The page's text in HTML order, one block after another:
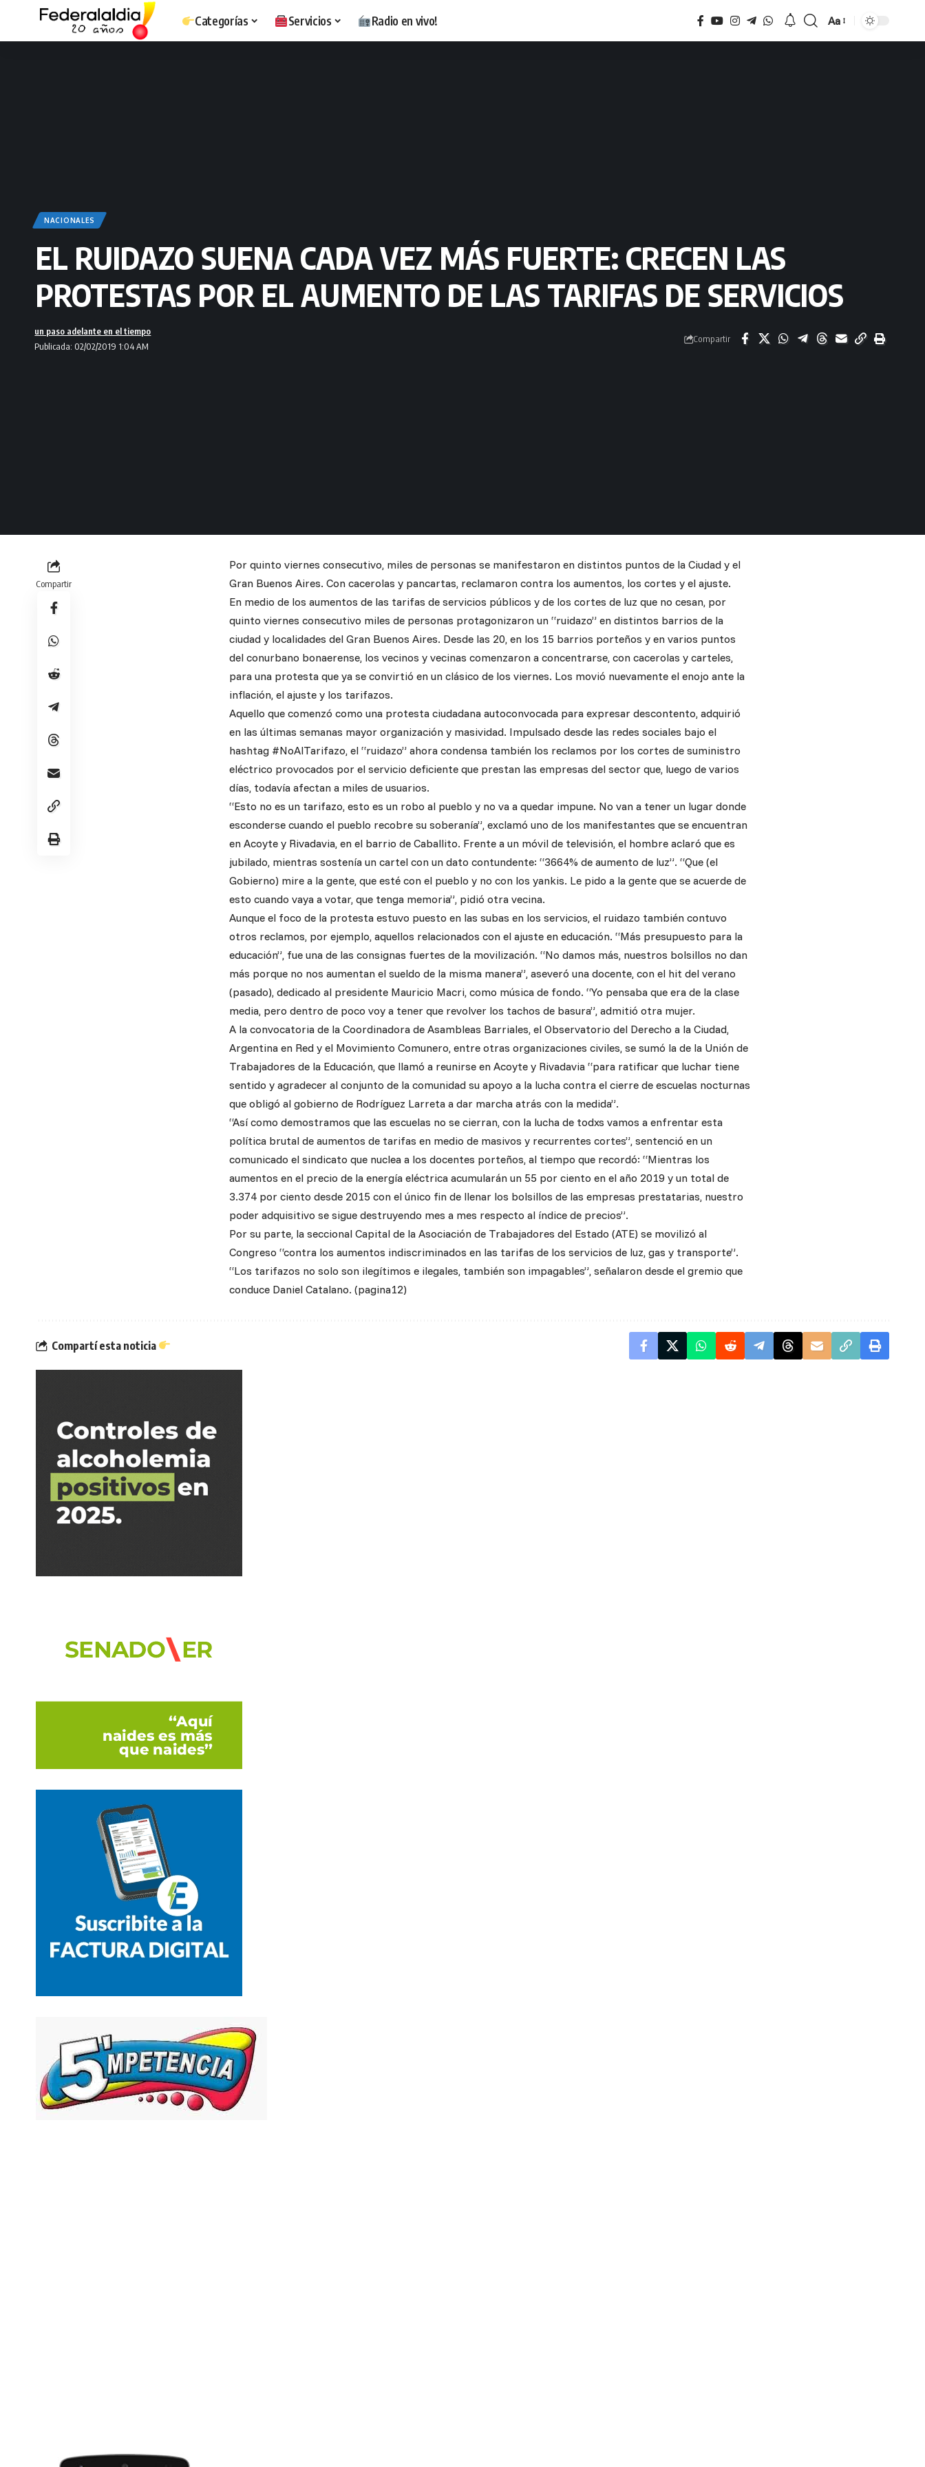
Categorías Servicios Radio en vivo!
Tamaño
Aa
NACIONALES
EL RUIDAZO SUENA CADA VEZ MÁS FUERTE: CRECEN LAS
PROTESTAS POR EL AUMENTO DE LAS TARIFAS DE SERVICIOS
Publicada: 02/02/2019 1:04 AM
un paso adelante en el tiempo
Compartir
Compartir
Por quinto viernes consecutivo, miles de personas se manifestaron en distintos puntos de la Ciudad y el
Gran Buenos Aires. Con cacerolas y pancartas, reclamaron contra los aumentos, los cortes y el ajuste.
En medio de los aumentos de las tarifas de servicios públicos y de los cortes de luz que no cesan, por
quinto viernes consecutivo miles de personas protagonizaron un “ruidazo” en distintos barrios de la
ciudad y localidades del Gran Buenos Aires. Desde las 20, en los 15 barrios porteños y en varios puntos
del conurbano bonaerense, los vecinos y vecinas comenzaron a concentrarse, con cacerolas y carteles,
para una protesta que ya se convirtió en un clásico de los viernes. Los movió nuevamente el enojo ante la
inflación, el ajuste y los tarifazos.
Aquello que comenzó como una protesta ciudadana autoconvocada para expresar descontento, adquirió
en las últimas semanas mayor organización y masividad. Impulsado desde las redes sociales bajo el
hashtag #NoAlTarifazo, el “ruidazo” ahora condensa también los reclamos por los cortes de suministro
eléctrico provocados por el servicio deficiente que prestan las empresas del sector que, luego de varios
días, todavía afectan a miles de usuarios.
“Esto no es un tarifazo, esto es un robo al pueblo y no va a quedar impune. No van a tener un lugar donde
esconderse cuando el pueblo recobre su soberanía”, exclamó uno de los manifestantes que se encuentran
en Acoyte y Rivadavia, en el barrio de Caballito. Frente a un móvil de televisión, el hombre aclaró que es
jubilado, mientras sostenía un cartel con un dato contundente: “3664% de aumento de luz”. “Que (el
Gobierno) mire a la gente, que esté con el pueblo y no con los yankis. Le pido a la gente que se acuerde de
esto cuando vaya a votar, que tenga memoria”, pidió otra vecina.
Aunque el foco de la protesta estuvo puesto en las subas en los servicios, el ruidazo también contuvo
otros reclamos, por ejemplo, aquellos relacionados con el ajuste en educación. “Más presupuesto para la
educación”, fue una de las consignas fuertes de la movilización. “No damos más, nuestros bolsillos no dan
más porque no nos aumentan el sueldo de la misma manera”, aseveró una docente, con el hit del verano
(pasado), dedicado al presidente Mauricio Macri, como música de fondo. “Yo pensaba que era de la clase
media, pero dentro de poco voy a tener que revolver los tachos de basura”, admitió otra mujer.
A la convocatoria de la Coordinadora de Asambleas Barriales, el Observatorio del Derecho a la Ciudad,
Argentina en Red y el Movimiento Comunero, entre otras organizaciones civiles, se sumó la de la Unión de
Trabajadores de la Educación, que llamó a reunirse en Acoyte y Rivadavia “para ratificar que luchar tiene
sentido y agradecer al conjunto de la comunidad su apoyo a la lucha contra el cierre de escuelas nocturnas
que obligó al gobierno de Rodríguez Larreta a dar marcha atrás con la medida”.
“Así como demostramos que las escuelas no se cierran, con la lucha de todxs vamos a enfrentar esta
política brutal de aumentos de tarifas en medio de masivos y recurrentes cortes”, sentenció en un
comunicado el sindicato que nuclea a los docentes porteños, al tiempo que recordó: “Mientras los
aumentos en el precio de la energía eléctrica acumularán un 55 por ciento en el año 2019 y un total de
3.374 por ciento desde 2015 con el único fin de llenar los bolsillos de las empresas prestatarias, nuestro
poder adquisitivo se sigue destruyendo mes a mes respecto al índice de precios”.
Por su parte, la seccional Capital de la Asociación de Trabajadores del Estado (ATE) se movilizó al
Congreso “contra los aumentos indiscriminados en las tarifas de los servicios de luz, gas y transporte”.
“Los tarifazos no solo son ilegítimos e ilegales, también son impagables”, señalaron desde el gremio que
conduce Daniel Catalano. (pagina12)
Compartí esta noticia